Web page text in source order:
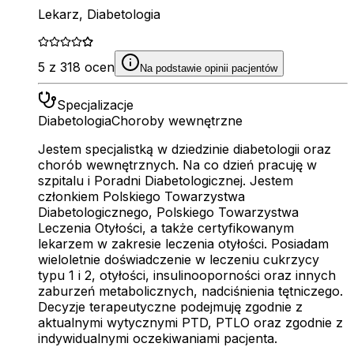
Lekarz, Diabetologia
5 z 318 ocen Na podstawie opinii pacjentów
Specjalizacje
DiabetologiaChoroby wewnętrzne
Jestem specjalistką w dziedzinie diabetologii oraz
chorób wewnętrznych. Na co dzień pracuję w
szpitalu i Poradni Diabetologicznej. Jestem
członkiem Polskiego Towarzystwa
Diabetologicznego, Polskiego Towarzystwa
Leczenia Otyłości, a także certyfikowanym
lekarzem w zakresie leczenia otyłości. Posiadam
wieloletnie doświadczenie w leczeniu cukrzycy
typu 1 i 2, otyłości, insulinooporności oraz innych
zaburzeń metabolicznych, nadciśnienia tętniczego.
Decyzje terapeutyczne podejmuję zgodnie z
aktualnymi wytycznymi PTD, PTLO oraz zgodnie z
indywidualnymi oczekiwaniami pacjenta.